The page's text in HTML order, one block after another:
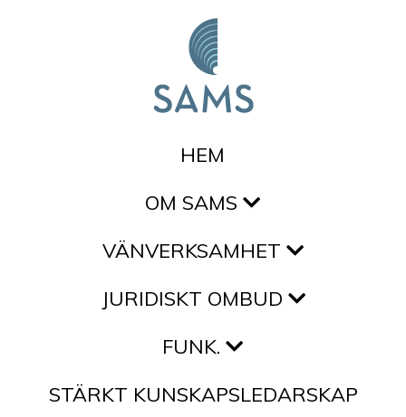
HEM
OM SAMS
VÄNVERKSAMHET
JURIDISKT OMBUD
FUNK.
STÄRKT KUNSKAPSLEDARSKAP